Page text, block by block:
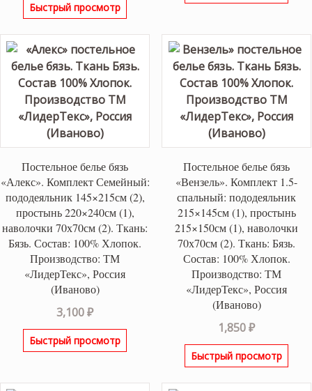
Быстрый просмотр
Постельное белье бязь
«Алекс». Комплект Семейный:
пододеяльник 145×215см (2),
простынь 220×240см (1),
наволочки 70х70см (2). Ткань:
Бязь. Состав: 100% Хлопок.
Производство: ТМ
«ЛидерТекс», Россия
(Иваново)
3,100₽
Быстрый просмотр
Постельное белье бязь
«Вензель». Комплект 1.5-
спальный: пододеяльник
215×145см (1), простынь
215×150см (1), наволочки
70х70см (2). Ткань: Бязь.
Состав: 100% Хлопок.
Производство: ТМ
«ЛидерТекс», Россия
(Иваново)
1,850₽
Быстрый просмотр